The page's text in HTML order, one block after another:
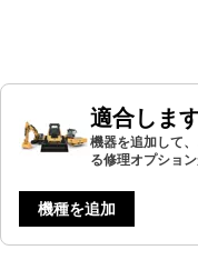
適合しま
機器を追加して
る修理オプショ
機種を追加